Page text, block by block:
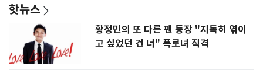
핫뉴스
황정민의 또 다른 팬 등장 "지독히 엮이
고 싶었던 건 너" 폭로녀 직격